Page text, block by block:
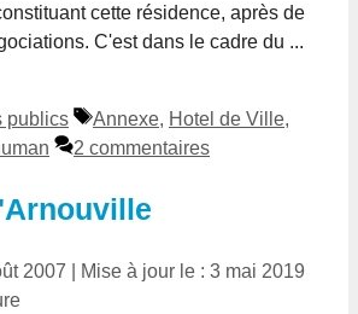
cette résidence, après de
C'est dans le cadre du ...
publics Étiquettes
Annexe, Hotel de Ville,
2 commentaires
2007
Mise à jour le : 3 mai 2019